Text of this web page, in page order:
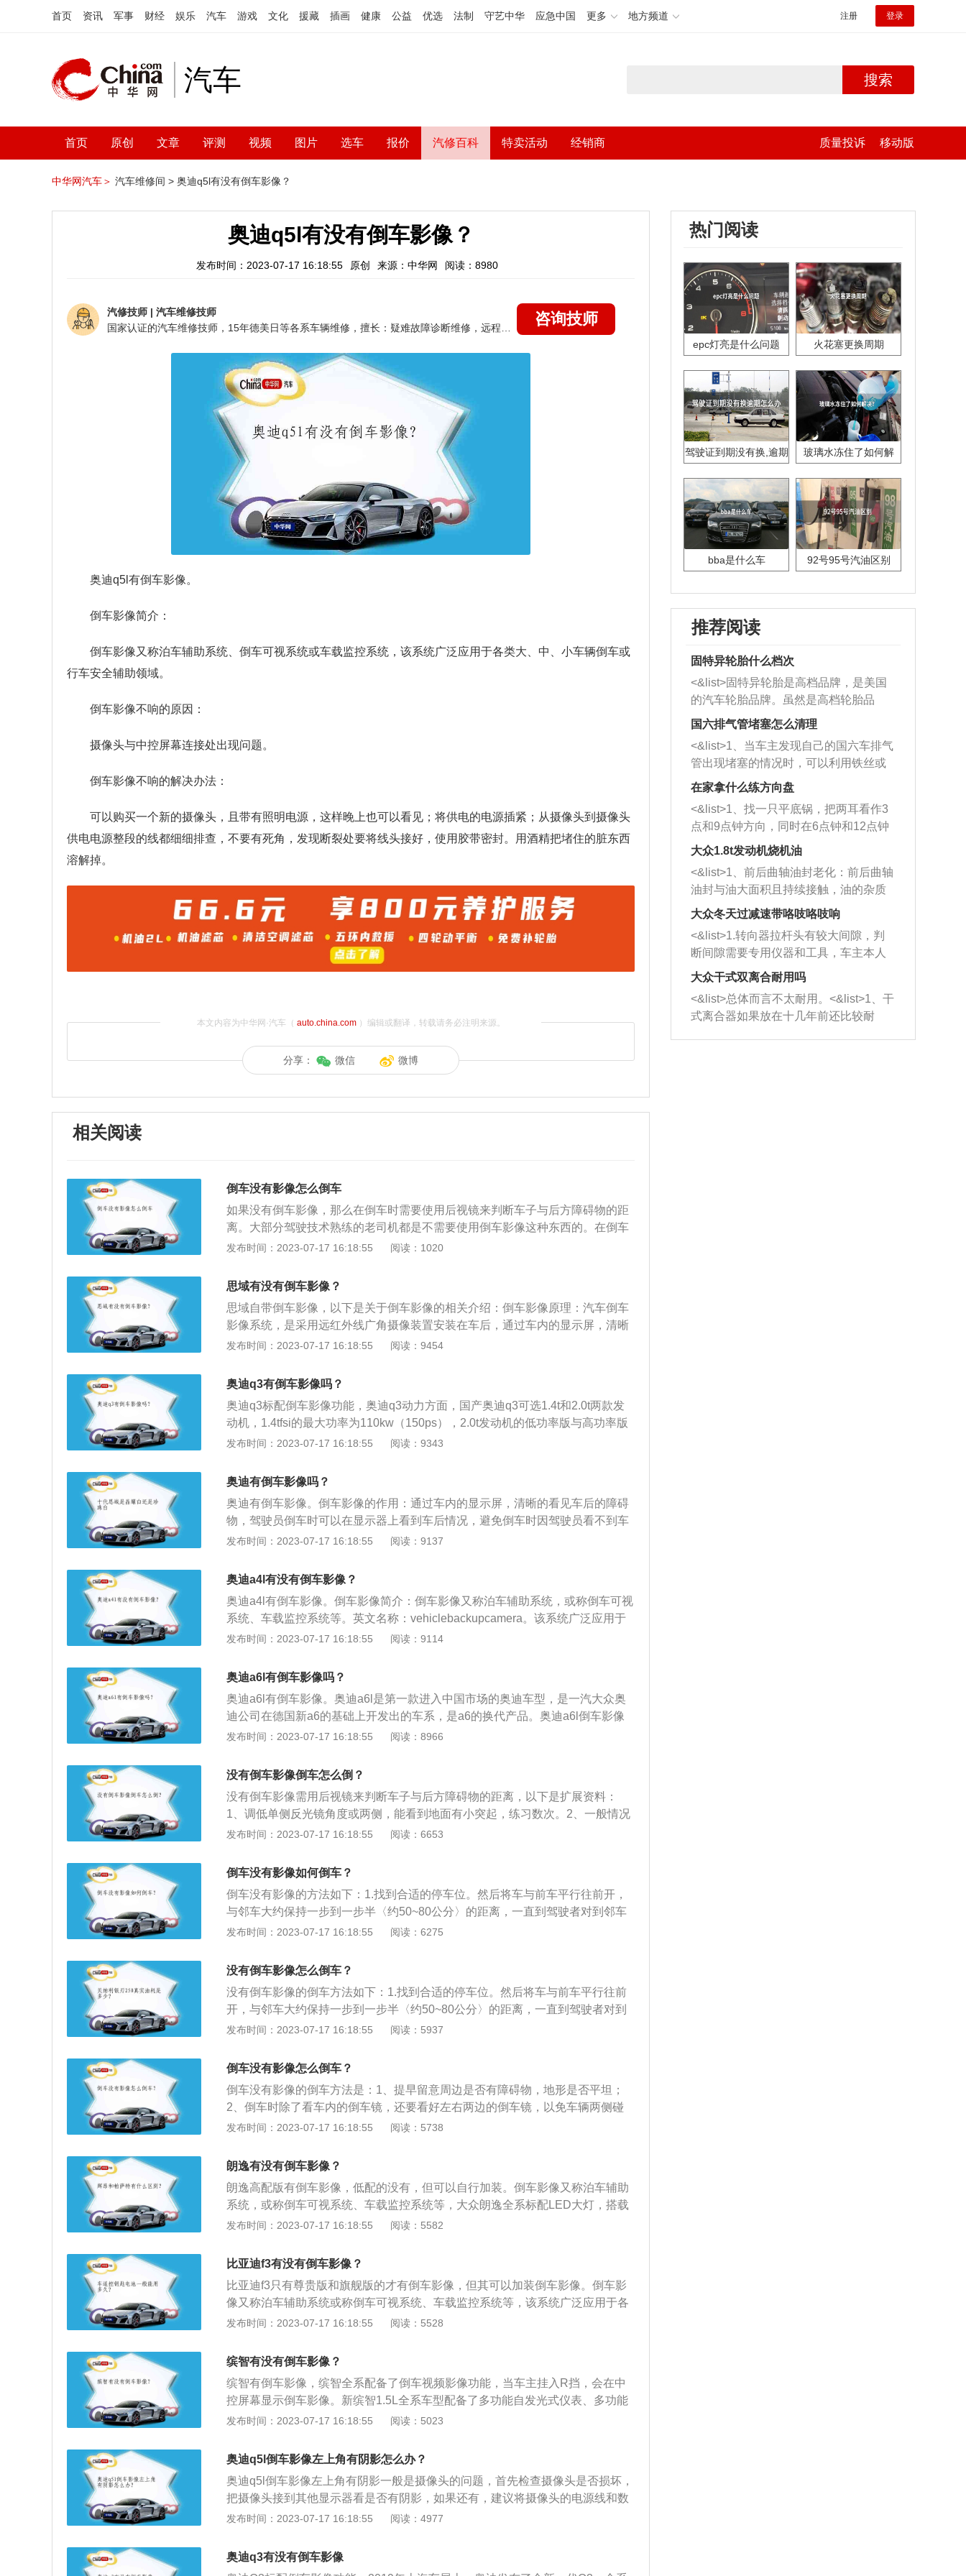
首页 资讯 军事 财经 娱乐 汽车 游戏 文化 援藏 插画 健康 公益 优选 法制 守艺中华 应急中国 更多 地方频道 注册 登录
汽车 搜索
首页 原创 文章 评测 视频 图片 选车 报价 汽修百科 特卖活动 经销商 质量投诉 移动版
中华网汽车＞ 汽车维修间 > 奥迪q5l有没有倒车影像？
奥迪q5l有没有倒车影像？
发布时间：2023-07-17 16:18:55 原创 来源：中华网 阅读：8980
汽修技师 | 汽车维修技师
咨询技师
奥迪q5l有倒车影像。
倒车影像简介：
倒车影像又称泊车辅助系统、倒车可视系统或车载监控系统，该系统广泛应用于各类大、中、小车辆倒车或
行车安全辅助领域。
倒车影像不响的原因：
摄像头与中控屏幕连接处出现问题。
倒车影像不响的解决办法：
可以购买一个新的摄像头，且带有照明电源，这样晚上也可以看见；将供电的电源插紧；从摄像头到摄像头
供电电源整段的线都细细排查，不要有死角，发现断裂处要将线头接好，使用胶带密封。用酒精把堵住的脏东西
溶解掉。
本文内容为中华网·汽车（ auto.china.com）编辑或翻译，转载请务必注明来源。
分享： 微信 微博
相关阅读
倒车没有影像怎么倒车
如果没有倒车影像，那么在倒车时需要使用后视镜来判断车子与后方障碍物的距
离。大部分驾驶技术熟练的老司机都是不需要使用倒车影像这种东西的。在倒车
时，要准确判断好车身的姿态和与后方障碍物的距离就可以了，倒车其实并不
右移动，那就要向右打方向盘。在倒车时，如果想让车头向左移动，那就要向右
打方向盘，如果想让车头向右移动，那就要向左打方向盘。有些车虽然没有倒车
影像，但是还是会配备倒车雷达的，这个倒车雷达是可以帮助驾驶员判断车子与
后方障碍物之间的距离的。在平时用车时，如果自己的倒车技术不好，在倒车
时，可以寻找地面上的一些线来当做参照物，倒车时可以将左右两个后视镜向下
二时，也一定要认真听教练的话。
发布时间：2023-07-17 16:18:55 阅读：1020
思域有没有倒车影像？
思域自带倒车影像，以下是关于倒车影像的相关介绍：倒车影像原理：汽车倒车
影像系统，是采用远红外线广角摄像装置安装在车后，通过车内的显示屏，清晰
可见车后的障碍物。即使在晚上通过红外线也能看得一清二楚。车载显示器采用
换，自动开关功能。倒车影像应用：专业车载探头防磁、防震、防水、防尘性能
有进一步提升。车载显示器采用TFT真彩，经过防磁处理无信号干扰、无频闪。
同时可接收两个视频，能够播放VCD，DVD，不用解码器。
发布时间：2023-07-17 16:18:55 阅读：9454
奥迪q3有倒车影像吗？
奥迪q3标配倒车影像功能，奥迪q3动力方面，国产奥迪q3可选1.4t和2.0t两款发
动机，1.4tfsi的最大功率为110kw（150ps），2.0t发动机的低功率版与高功率版
分别输出137kw（182ps）和162kw（220ps）。全系匹配7速stronic双离合变速
驾驶模式选择、电子手刹、autohold、语音控制、自动启停、自适应巡航系统
等。
发布时间：2023-07-17 16:18:55 阅读：9343
奥迪有倒车影像吗？
奥迪有倒车影像。倒车影像的作用：通过车内的显示屏，清晰的看见车后的障碍
物，驾驶员倒车时可以在显示器上看到车后情况，避免倒车时因驾驶员看不到车
后情况而发生事故。倒车影像的安装方法是：把后牌照灯拆下来将探头装上去；
的接头连接正确，用胶带缠住，挂上汽车的倒挡，打开钥匙门，即可看到车后面
的影像。
发布时间：2023-07-17 16:18:55 阅读：9137
奥迪a4l有没有倒车影像？
奥迪a4l有倒车影像。倒车影像简介：倒车影像又称泊车辅助系统，或称倒车可视
系统、车载监控系统等。英文名称：vehiclebackupcamera。该系统广泛应用于
各类大、中、小车辆倒车或行车安全铺助领域。倒车影像作用：倒车影像系统，
尘性能有进一步提升。车载显示器采用TFT真彩，经过防磁处理无信号干扰、无
频闪。同时可接收两个视频，能够播放VCD，DVD，不用解码器。同时具有倒车
可视自动水平转换，自动开关功能。仪表台、内视镜式显示器通过车后的车载摄
像头可将后面的信息清晰显示。也可同时安装两个倒车后视摄像头，达到倒车时
无盲区。
发布时间：2023-07-17 16:18:55 阅读：9114
奥迪a6l有倒车影像吗？
奥迪a6l有倒车影像。奥迪a6l是第一款进入中国市场的奥迪车型，是一汽大众奥
迪公司在德国新a6的基础上开发出的车系，是a6的换代产品。奥迪a6l倒车影像
不显示的原因：奥迪a6l倒车影像不显示是摄像头出现问题，可能是电路出现了问
在挂入r挡后，中控屏幕上就会自动显示倒车影像。如果车子有倒车影像，就会有
一个倒车影像开关，在挂入r挡后，这个开关就会打开，倒车影像系统就会启动。
发布时间：2023-07-17 16:18:55 阅读：8966
没有倒车影像倒车怎么倒？
没有倒车影像需用后视镜来判断车子与后方障碍物的距离，以下是扩展资料：
1、调低单侧反光镜角度或两侧，能看到地面有小突起，练习数次。2、一般情况
下倒车时需注意处于车身侧面的低矮的障碍物、地面的凹陷等，都是从车窗往外
有真实距离感，借助侧后视镜能方便判断车身与后方障碍物的距离，在某些划有
分隔线车位能借助它来判断车身是否停正。
发布时间：2023-07-17 16:18:55 阅读：6653
倒车没有影像如何倒车？
倒车没有影像的方法如下：1.找到合适的停车位。然后将车与前车平行往前开，
与邻车大约保持一步到一步半〈约50~80公分〉的距离，一直到驾驶者对到邻车
的B柱即可。2.挂入R档并快速向相应方向打死方向盘，向后退到车与停车格约45
行。此过程中要注意观察后视镜。4.当车头与前车车尾切齐，就可以迅速将方向
盘向相反方向打死继续向后退。将车窗打开观看，左后轮淮备进到停车格内。5.
只要左前轮进入停车格，就可以把方向盘回正。然后再修正一下车的位置。
发布时间：2023-07-17 16:18:55 阅读：6275
没有倒车影像怎么倒车？
没有倒车影像的倒车方法如下：1.找到合适的停车位。然后将车与前车平行往前
开，与邻车大约保持一步到一步半〈约50~80公分〉的距离，一直到驾驶者对到
邻车的B柱即可。2.挂入R档并快速向相应方向打死方向盘，向后退到车与停车格
直行。此过程中要注意观察后视镜。4.当车头与前车车尾切齐，就可以迅速将方
向盘向相反方向打死继续向后退。将车窗打开观看，左后轮淮备进到停车格内。
5.只要左前轮进入停车格，就可以把方向盘回正。然后再修正一下车的位置。
发布时间：2023-07-17 16:18:55 阅读：5937
倒车没有影像怎么倒车？
倒车没有影像的倒车方法是：1、提早留意周边是否有障碍物，地形是否平坦；
2、倒车时除了看车内的倒车镜，还要看好左右两边的倒车镜，以免车辆两侧碰
到其他车辆或者异物；3、倒车时要控制好车速，倒车车速不得高于每秒2m；4、
影像的工作原理是：采用远红外线广角摄像装置安装在车后，通过车内的显示
屏，可以清晰看到车后的情况。
发布时间：2023-07-17 16:18:55 阅读：5738
朗逸有没有倒车影像？
朗逸高配版有倒车影像，低配的没有，但可以自行加装。倒车影像又称泊车辅助
系统，或称倒车可视系统、车载监控系统等，大众朗逸全系标配LED大灯，搭载
全新1.5L及1.4T高效发动机，车身尺寸为长4605mm、宽1765mm、高1460m
尤其是其水滴型的前大灯造型非常独特，大众家族传统的进气格栅和U字型前脸
造型同样在a朗逸身上得到了发扬和继承，动力配置方面除了1.6L自然吸气引擎之
外还有1.4TSI涡轮增压车型可供选择。
发布时间：2023-07-17 16:18:55 阅读：5582
比亚迪f3有没有倒车影像？
比亚迪f3只有尊贵版和旗舰版的才有倒车影像，但其可以加装倒车影像。倒车影
像又称泊车辅助系统或称倒车可视系统、车载监控系统等，该系统广泛应用于各
类大、中、小车辆倒车或行车安全辅助领域。比亚迪f3是比亚迪汽车下线的一款a
富，高配车型有真皮座椅、倒车雷达等。在车身尺寸方面，比亚迪f3的长宽高分
别为4533mm、1705mm、1490mm。
发布时间：2023-07-17 16:18:55 阅读：5528
缤智有没有倒车影像？
缤智有倒车影像，缤智全系配备了倒车视频影像功能，当车主挂入R挡，会在中
控屏幕显示倒车影像。新缤智1.5L全系车型配备了多功能自发光式仪表、多功能
方向盘、防眩目内后视镜、电动调节外后视镜、驾驶席车窗一键式升降、前排绿
例：其搭载了1.5T177马力L4涡轮增压的发动机和CVT无级变速的变速箱，其最
大功率130千瓦，最大扭矩220牛米。
发布时间：2023-07-17 16:18:55 阅读：5023
奥迪q5l倒车影像左上角有阴影怎么办？
奥迪q5l倒车影像左上角有阴影一般是摄像头的问题，首先检查摄像头是否损坏，
把摄像头接到其他显示器看是否有阴影，如果还有，建议将摄像头的电源线和数
据线重插，也可能是接触不良导致的。倒车影像又称泊车辅助系统，或称倒车可
全辅助领域。奥迪q5l的车身尺寸长宽高分别为4753mm、1893mm、1659mm，
轴距为2908mm。
发布时间：2023-07-17 16:18:55 阅读：4977
奥迪q3有没有倒车影像
热门阅读
epc灯亮是什么问题 火花塞更换周期
驾驶证到期没有换,逾期
玻璃水冻住了如何解
bba是什么车 92号95号汽油区别
推荐阅读
固特异轮胎什么档次
<&list>固特异轮胎是高档品牌，是美国
的汽车轮胎品牌。虽然是高档轮胎品
牌，但是中高低端的轮胎都有生产，这
也是为了更好的开拓市场。
国六排气管堵塞怎么清理
<&list>1、当车主发现自己的国六车排气
管出现堵塞的情况时，可以利用铁丝或
者是细棍，直接将杂物给取出来，如果
堵塞情况比较严重，也可以采取应急措
施。 <&list>2、直接利用木棍将所有的
杂物推到排气管里面的位置处，然后将
三元催化器拆解开，就可以将堵塞的东
西取出来。但如果是因为积碳过多引起
的堵塞，就需要将三元催化器泡在草酸
洗剂对堵塞的情况得到解决，将清洗剂
放在燃油箱中，与燃油混合后，车辆启
动时，就可以和汽油一起进入到燃烧
室，最后形成废气排出，就可以让三元
催化器得到清洗，排气管堵塞的情况就
能够得到解决。
在家拿什么练方向盘
<&list>1、找一只平底锅，把两耳看作3
点和9点钟方向，同时在6点钟和12点钟
方向做一个标记。 <&list>2、双手握住
一圈半的练习，往右同样也要打相同的
圈数。 <&list>3、最后强调要反复练
习，这样就可以形成肌肉记忆，在真实
驾驶车辆时，不需要记忆也能打好方
向。
大众1.8t发动机烧机油
<&list>1、前后曲轴油封老化：前后曲轴
油封与油大面积且持续接触，油的杂质
和发动机内持续温度变化使其密封效果
逐渐减弱，导致渗油或漏油。<&list>2、
活塞间隙过大：积碳会使活塞环与缸体
的间隙扩大，导致机油流入燃烧室中，
造成烧机油。<&list>3、机油粘度。使用
机油粘度过小的话，同样会有烧机油现
象，机油粘度过小具有很好的流动性，
大众冬天过减速带咯吱咯吱响
<&list>1.转向器拉杆头有较大间隙，判
断间隙需要专用仪器和工具，车主本人
无法制作，需要将车辆送到修理厂或4s
店；<&list>2.车辆半轴套管防尘罩破
裂，破裂后会出现漏油现象，使半轴磨
损严重，磨损的半轴容易损坏，产生异
响；<&list>3.稳定器的转向胶套和球头
大众干式双离合耐用吗
<&list>总体而言不太耐用。<&list>1、干
式离合器如果放在十几年前还比较耐